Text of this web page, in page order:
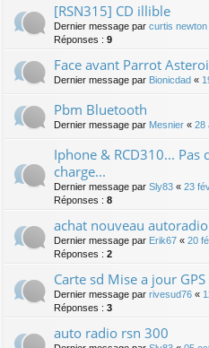
[RSN315] CD illible
Dernier message par curtis newton
Réponses : 9
Face avant Parrot
Dernier message par Bionicdad «
Pbm Bluetooth
Dernier message par Mesnier « 28
Iphone & RCD310... Pas
charge...
Dernier message par Sly83 « 23
Réponses : 8
achat nouveau autoradio
Dernier message par Erik67 « 20
Réponses : 2
Carte sd Mise a jour GPS
Dernier message par rivesud76 «
Réponses : 3
auto radio rsn 300